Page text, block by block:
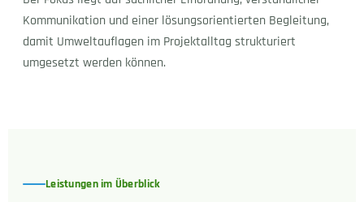
Kommunikation und einer lösungsorientierten Begleitung,
damit Umweltauflagen im Projektalltag strukturiert
umgesetzt werden können.
Leistungen im Überblick